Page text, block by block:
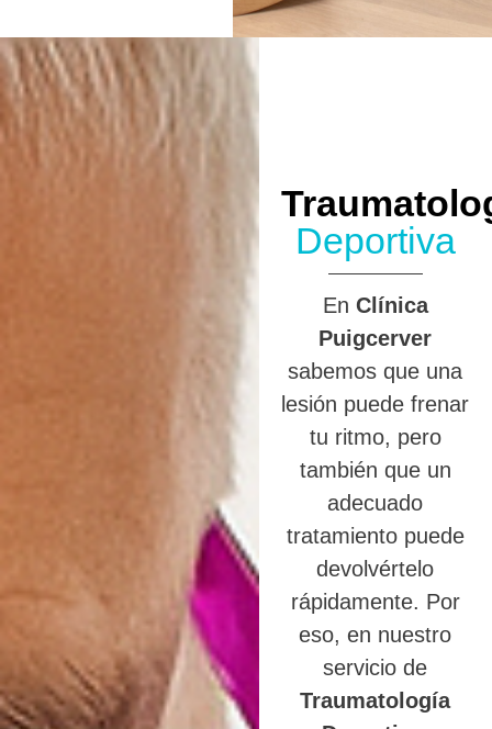
Deportiva
En Clínica
Puigcerver
sabemos que una
lesión puede frenar
tu ritmo, pero
también que un
adecuado
tratamiento puede
devolvértelo
rápidamente. Por
eso, en nuestro
servicio de
Traumatología